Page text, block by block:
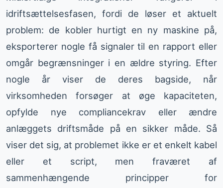
idriftsættelsesfasen, fordi de løser et aktuelt
problem: de kobler hurtigt en ny maskine på,
eksporterer nogle få signaler til en rapport eller
omgår begrænsninger i en ældre styring. Efter
nogle år viser de deres bagside, når
virksomheden forsøger at øge kapaciteten,
opfylde nye compliancekrav eller ændre
anlæggets driftsmåde på en sikker måde. Så
viser det sig, at problemet ikke er et enkelt kabel
eller et script, men fraværet af
sammenhængende principper for